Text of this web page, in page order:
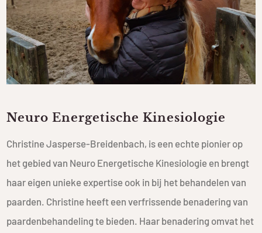
Neuro Energetische Kinesiologie
Christine Jasperse-Breidenbach, is een echte pionier op
het gebied van Neuro Energetische Kinesiologie en brengt
haar eigen unieke expertise ook in bij het behandelen van
paarden. Christine heeft een verfrissende benadering van
paardenbehandeling te bieden. Haar benadering omvat het